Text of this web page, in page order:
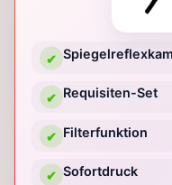
✔
✔ Requisiten-Set
✔ Filterfunktion
✔ Sofortdruck